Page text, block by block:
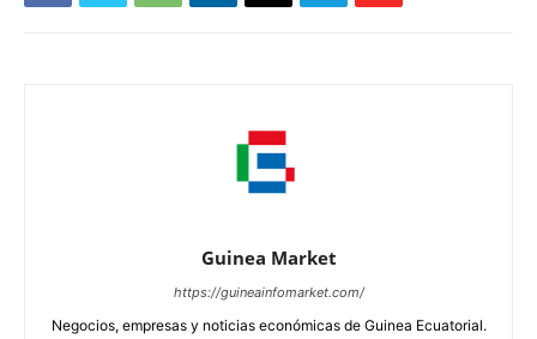
Guinea Market
https://guineainfomarket.com/
Negocios, empresas y noticias económicas de Guinea Ecuatorial.